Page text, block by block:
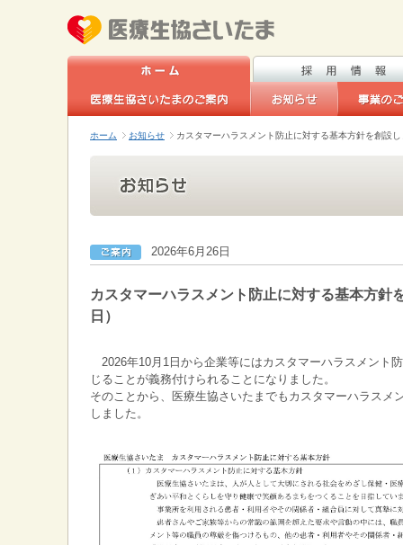
ホーム お知らせ カスタマーハラスメント防止に対する基本方針を創設
2026年6月26日
カスタマーハラスメント防止に対する基本方針
日）
2026年10月1日から企業等にはカスタマーハラスメント
じることが義務付けられることになりました。
そのことから、医療生協さいたまでもカスタマーハラスメ
しました。